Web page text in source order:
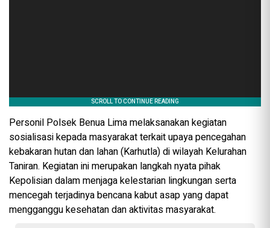
Personil Polsek Benua Lima melaksanakan kegiatan
sosialisasi kepada masyarakat terkait upaya pencegahan
kebakaran hutan dan lahan (Karhutla) di wilayah Kelurahan
Taniran. Kegiatan ini merupakan langkah nyata pihak
Kepolisian dalam menjaga kelestarian lingkungan serta
mencegah terjadinya bencana kabut asap yang dapat
mengganggu kesehatan dan aktivitas masyarakat.